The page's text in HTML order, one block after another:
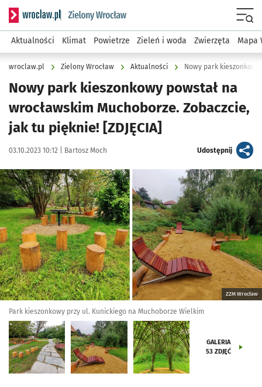
Serwis informacyjny wroclaw.pl podserwis: Środowisko we
Aktualności Klimat Powietrze Zieleń i woda Zwierzęta Mapa
wroclaw.pl Zielony Wrocław Aktualności Nowy park kieszonkowy
Nowy park kieszonkowy powstał na
wrocławskim Muchoborze. Zobaczcie,
jak tu pięknie! [ZDJĘCIA]
Data publikacji:
03.10.2023 10:12 | Autor:
Bartosz Moch Udostępnijartykuł
Kliknij, aby zobaczyć galerię
ZZM Wrocław
Park kieszonkowy przy ul. Kunickiego na Muchoborze Wielkim
GALERIA
53 ZDJĘĆ